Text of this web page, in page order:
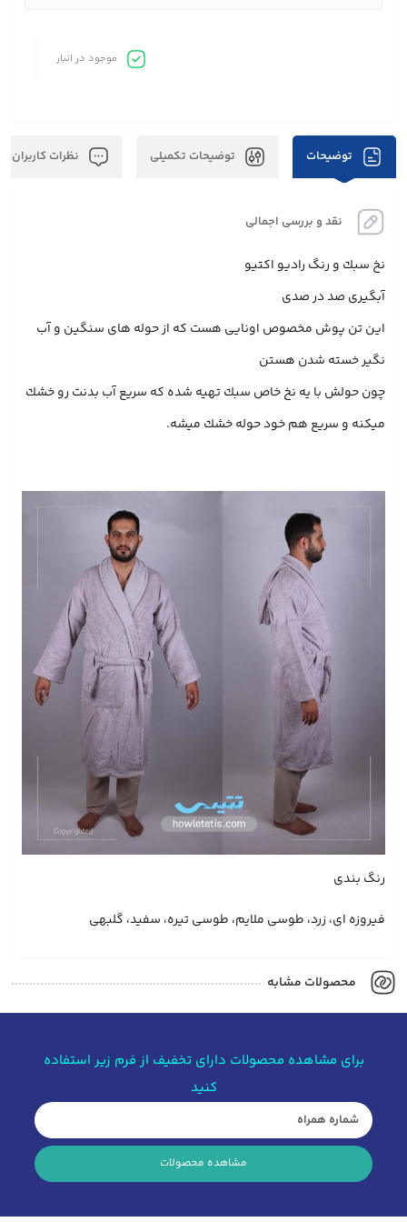
موجود در انبار
توضیحات توضیحات تکمیلی نظرات کاربران
نقد و بررسی اجمالی
نخ سبك و رنگ راديو اكتيو
آبگيری صد در صدی
اين تن پوش مخصوص اونايی هست كه از حوله های سنگين و آب
نگير خسته شدن هستن
چون حولش با يه نخ خاص سبك تهيه شده كه سريع آب بدنت رو خشك
ميكنه و سريع هم خود حوله خشك ميشه.
رنگ بندی
فیروزه ای، زرد، طوسی ملایم، طوسی تیره، سفید، گلبهی
محصولات مشابه
برای مشاهده محصولات دارای تخفیف از فرم زیر استفاده
کنید
مشاهده محصولات